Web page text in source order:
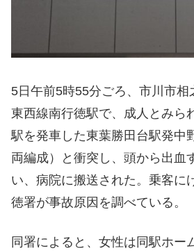
5日午前5時55分ごろ、市川市相
東西線南行徳駅で、成人とみら
駅を発車した東葉勝田台駅発中
両編成）と衝突し、頭から出血
い、病院に搬送された。乗客に
徳署が事故原因を調べている。
同署によると、女性は同駅ホー